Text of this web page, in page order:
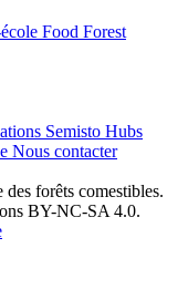
Food Forest
Semisto Hubs
Nous contacter
forêts comestibles.
BY-NC-SA 4.0.